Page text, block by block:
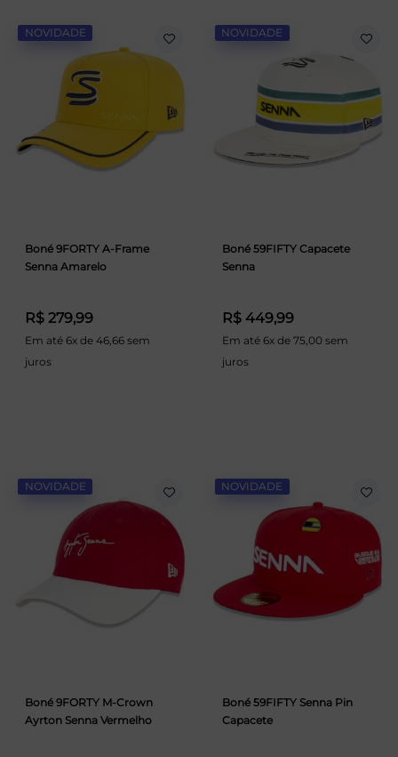
NOVIDADE
Boné 9FORTY A-Frame
Senna Amarelo
R$ 279,99
Em até 6x de 46,66 sem
juros
NOVIDADE
Boné 59FIFTY Capacete
Senna
R$ 449,99
Em até 6x de 75,00 sem
juros
NOVIDADE
Boné 9FORTY M-Crown
Ayrton Senna Vermelho
NOVIDADE
Boné 59FIFTY Senna Pin
Capacete